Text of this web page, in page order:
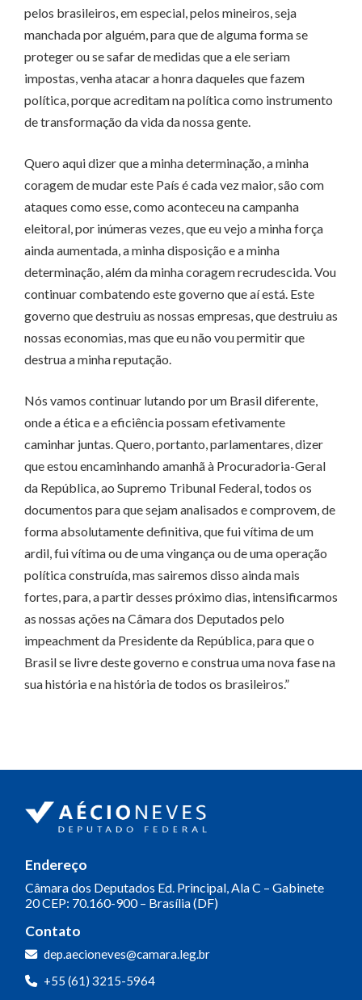
pelos brasileiros, em especial, pelos mineiros, seja
manchada por alguém, para que de alguma forma se
proteger ou se safar de medidas que a ele seriam
impostas, venha atacar a honra daqueles que fazem
política, porque acreditam na política como instrumento
de transformação da vida da nossa gente.
Quero aqui dizer que a minha determinação, a minha
coragem de mudar este País é cada vez maior, são com
ataques como esse, como aconteceu na campanha
eleitoral, por inúmeras vezes, que eu vejo a minha força
ainda aumentada, a minha disposição e a minha
determinação, além da minha coragem recrudescida. Vou
continuar combatendo este governo que aí está. Este
governo que destruiu as nossas empresas, que destruiu as
nossas economias, mas que eu não vou permitir que
destrua a minha reputação.
Nós vamos continuar lutando por um Brasil diferente,
onde a ética e a eficiência possam efetivamente
caminhar juntas. Quero, portanto, parlamentares, dizer
que estou encaminhando amanhã à Procuradoria-Geral
da República, ao Supremo Tribunal Federal, todos os
documentos para que sejam analisados e comprovem, de
forma absolutamente definitiva, que fui vítima de um
ardil, fui vítima ou de uma vingança ou de uma operação
política construída, mas sairemos disso ainda mais
fortes, para, a partir desses próximo dias, intensificarmos
as nossas ações na Câmara dos Deputados pelo
impeachment da Presidente da República, para que o
Brasil se livre deste governo e construa uma nova fase na
sua história e na história de todos os brasileiros.”
Endereço
Câmara dos Deputados Ed. Principal, Ala C – Gabinete
20CEP: 70.160-900 – Brasília (DF)
Contato
dep.aecioneves@camara.leg.br
+55 (61) 3215-5964